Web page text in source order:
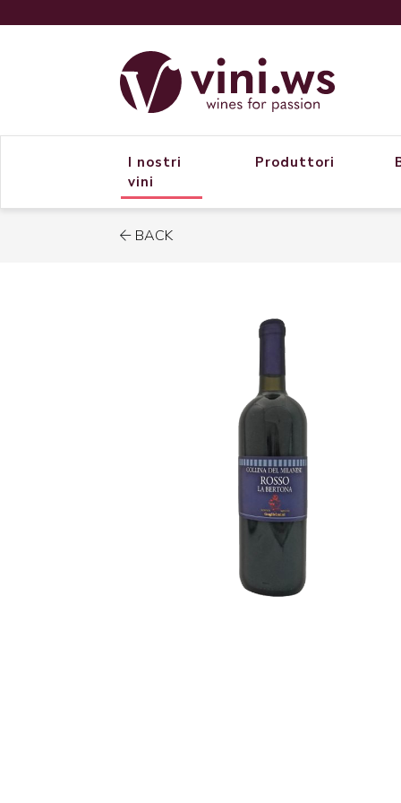
I nostri
vini
Produttori
BACK